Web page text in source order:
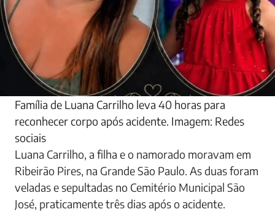
Família de Luana Carrilho leva 40 horas para
reconhecer corpo após acidente. Imagem: Redes
sociais
Luana Carrilho, a filha e o namorado moravam em
Ribeirão Pires, na Grande São Paulo. As duas foram
veladas e sepultadas no Cemitério Municipal São
José, praticamente três dias após o acidente.